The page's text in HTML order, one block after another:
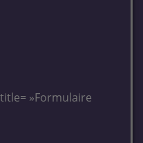
»Formulaire